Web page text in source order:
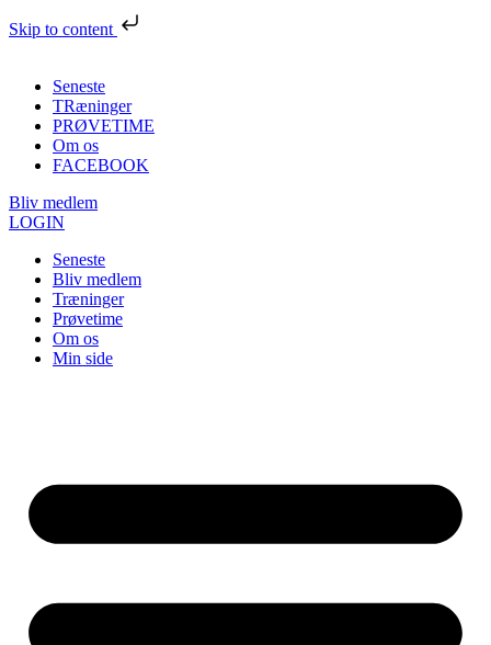
Skip to content
Seneste
TRæninger
PRØVETIME
Om os
FACEBOOK
Bliv medlem
LOGIN
Seneste
Bliv medlem
Træninger
Prøvetime
Om os
Min side